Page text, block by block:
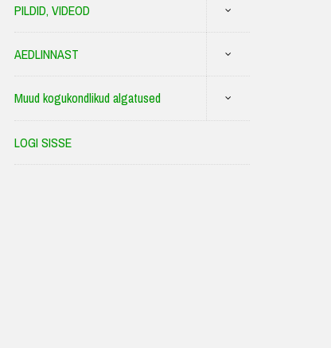
PILDID, VIDEOD
AEDLINNAST
Muud kogukondlikud algatused
LOGI SISSE